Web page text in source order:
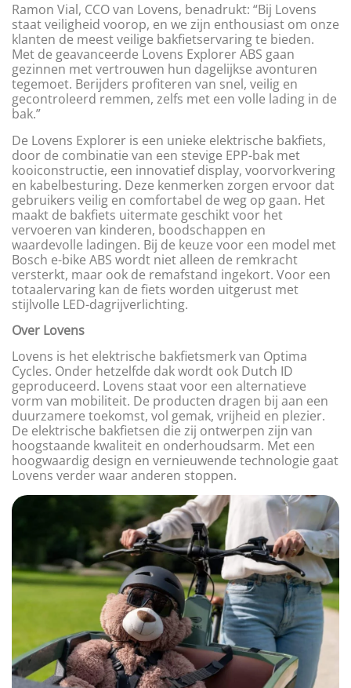
Ramon Vial, CCO van Lovens, benadrukt: “Bij Lovens
staat veiligheid voorop, en we zijn enthousiast om onze
klanten de meest veilige bakfietservaring te bieden.
Met de geavanceerde Lovens Explorer ABS gaan
gezinnen met vertrouwen hun dagelijkse avonturen
tegemoet. Berijders profiteren van snel, veilig en
gecontroleerd remmen, zelfs met een volle lading in de
bak.”
De Lovens Explorer is een unieke elektrische bakfiets,
door de combinatie van een stevige EPP-bak met
kooiconstructie, een innovatief display, voorvorkvering
en kabelbesturing. Deze kenmerken zorgen ervoor dat
gebruikers veilig en comfortabel de weg op gaan. Het
maakt de bakfiets uitermate geschikt voor het
vervoeren van kinderen, boodschappen en
waardevolle ladingen. Bij de keuze voor een model met
Bosch e-bike ABS wordt niet alleen de remkracht
versterkt, maar ook de remafstand ingekort. Voor een
totaalervaring kan de fiets worden uitgerust met
stijlvolle LED-dagrijverlichting.
Over Lovens
Lovens is het elektrische bakfietsmerk van Optima
Cycles. Onder hetzelfde dak wordt ook Dutch ID
geproduceerd. Lovens staat voor een alternatieve
vorm van mobiliteit. De producten dragen bij aan een
duurzamere toekomst, vol gemak, vrijheid en plezier.
De elektrische bakfietsen die zij ontwerpen zijn van
hoogstaande kwaliteit en onderhoudsarm. Met een
hoogwaardig design en vernieuwende technologie gaat
Lovens verder waar anderen stoppen.